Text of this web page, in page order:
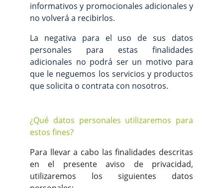
informativos y promocionales adicionales y
no volverá a recibirlos.
La negativa para el uso de sus datos
personales para estas finalidades
adicionales no podrá ser un motivo para
que le neguemos los servicios y productos
que solicita o contrata con nosotros.
¿Qué datos personales utilizaremos para
estos fines?
Para llevar a cabo las finalidades descritas
en el presente aviso de privacidad,
utilizaremos los siguientes datos